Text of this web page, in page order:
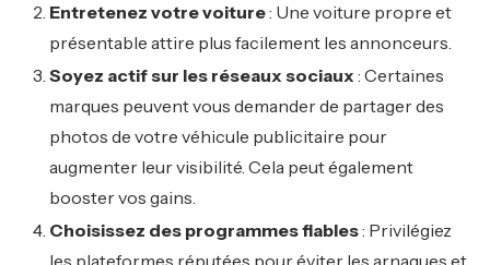
Entretenez votre voiture: Une voiture propre et
présentable attire plus facilement les annonceurs.
Soyez actif sur les réseaux sociaux : Certaines
marques peuvent vous demander de partager des
photos de votre véhicule publicitaire pour
augmenter leur visibilité. Cela peut également
booster vos gains.
Choisissez des programmes fiables: Privilégiez